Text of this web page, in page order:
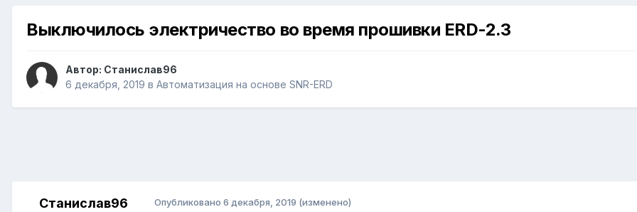
Выключилось электричество во время прошивки ERD-2.3
Автор: Станислав96
6 декабря, 2019 в Автоматизация на основе SNR-ERD
Станислав96 Опубликовано 6 декабря, 2019 (изменено)